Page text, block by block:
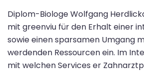
Diplom-Biologe Wolfgang
mit greenviu für den Erhalt einer
sowie einen sparsamen Umgang
werdenden Ressourcen ein. Im
mit welchen Services er